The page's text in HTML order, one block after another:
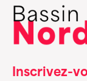
Inscrivez-